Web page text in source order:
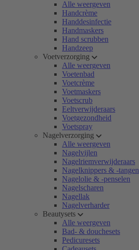
Alle weergeven
Handcrème
Handdesinfectie
Handmaskers
Hand scrubben
Handzeep
Voetverzorging
Alle weergeven
Voetenbad
Voetcrème
Voetmaskers
Voetscrub
Eeltverwijderaars
Voetgezondheid
Voetspray
Nagelverzorging
Alle weergeven
Nagelvijlen
Nagelriemverwijderaars
Nagelknippers & -tangen
Nagelolie & -penselen
Nagelscharen
Nagellak
Nagelverharder
Beautysets
Alle weergeven
Bad- & douchesets
Pedicuresets